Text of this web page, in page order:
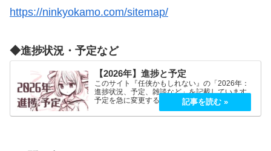
https://ninkyokamo.com/sitemap/
◆進捗状況・予定など
【2026年】進捗と予定
このサイト『任侠かもしれない』の「2026年：
進捗状況、予定、雑談など」を記載しています。
予定を急に変更することが、よくあります。
2026年5月2026年5月21日（木）『プロミス・マ
スコットエージェンシー』良かったです！世界観